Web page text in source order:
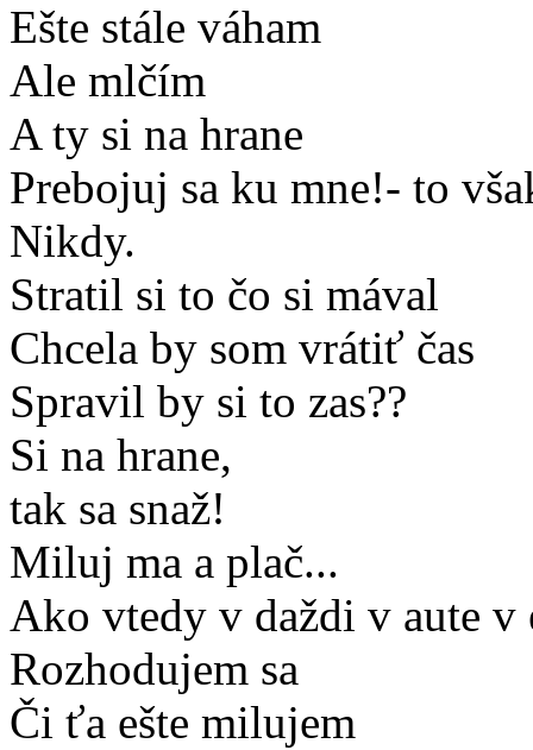
Ešte stále váham
Ale mlčím
A ty si na hrane
Prebojuj sa ku mne!- to
Nikdy.
Stratil si to čo si mával
Chcela by som vrátiť čas
Spravil by si to zas??
Si na hrane,
tak sa snaž!
Miluj ma a plač...
Ako vtedy v daždi v aute
Rozhodujem sa
Či ťa ešte milujem